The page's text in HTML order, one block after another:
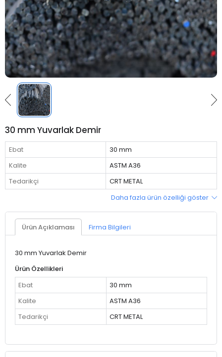
30 mm Yuvarlak Demir
Ebat
30 mm
Kalite
ASTM A36
Tedarikçi
CRT METAL
Daha fazla ürün özelliği göster
Ürün Açıklaması Firma Bilgileri
30 mm Yuvarlak Demir
Ürün Özellikleri
Ebat
30 mm
Kalite
ASTM A36
Tedarikçi
CRT METAL